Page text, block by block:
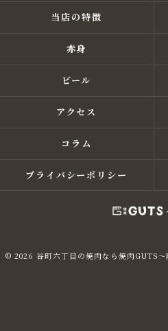
当店の特徴
赤身
ビール
アクセス
コラム
プライバシーポリシー
© 2026 谷町六丁目の焼肉なら焼肉GUTS